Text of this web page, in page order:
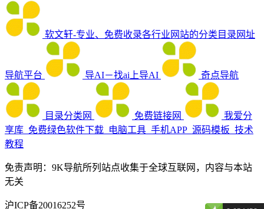
软文轩-专业、免费收录各行业网站的分类目录网址
导航平台 导AI－找ai上导AI 奇点导航
目录分类网 免费链接网
我爱分
享库_免费绿色软件下载_电脑工具_手机APP_源码模板_技术
教程
免责声明：9K导航所列站点收集于全球互联网，内容与本站
无关
沪ICP备20016252号